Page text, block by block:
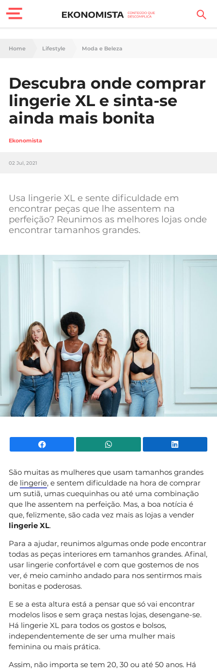
Finanças Pessoais
Carreira
Casa
Lifestyle
Sociedade
Negócios
Mundial 2026
Home Lifestyle Moda e Beleza
Descubra onde comprar
lingerie XL e sinta-se
ainda mais bonita
Ekonomista
02 Jul, 2021
Usa lingerie XL e sente dificuldade em
encontrar peças que lhe assentem na
perfeição? Reunimos as melhores lojas onde
encontrar tamanhos grandes.
Facebook WhatsApp
São muitas as mulheres que usam tamanhos grandes
de lingerie, e sentem dificuldade na hora de comprar
um sutiã, umas cuequinhas ou até uma combinação
que lhe assentem na perfeição. Mas, a boa notícia é
que, felizmente, são cada vez mais as lojas a vender
lingerie XL.
Para a ajudar, reunimos algumas onde pode encontrar
todas as peças interiores em tamanhos grandes. Afinal,
usar lingerie confortável e com que gostemos de nos
ver, é meio caminho andado para nos sentirmos mais
bonitas e poderosas.
E se a esta altura está a pensar que só vai encontrar
modelos lisos e sem graça nestas lojas, desengane-se.
Há lingerie XL para todos os gostos e bolsos,
independentemente de ser uma mulher mais
feminina ou mais prática.
Assim, não importa se tem 20, 30 ou até 50 anos. Há